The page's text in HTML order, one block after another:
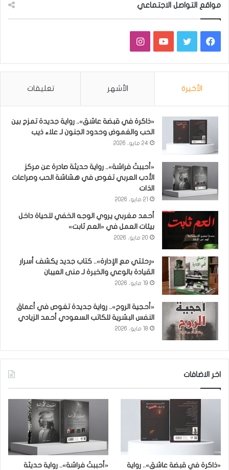
مواقع التواصل الاجتماعي
فيسبوكتويتر يوتيوبانستقرام
الأخيرة الأشهر تعليقات
«ذاكرة في قبضة عاشق».. رواية جديدة تمزج بين
الحب والغموض وحدود الجنون لـ علاء ذيب
24 مايو، 2026
«أحببتُ فراشة».. رواية حديثة صادرة عن مركز
الأدب العربي تغوص في هشاشة الحب وصراعات
الذات
21 مايو، 2026
أحمد مغربي يروي الوجه الخفي للحياة داخل
بيئات العمل في «العم ثابت»
20 مايو، 2026
«رحلتي مع الإدارة».. كتاب جديد يكشف أسرار
القيادة بالوعي والخبرة لـ منى العيبان
19 مايو، 2026
«أحجية الروح».. رواية جديدة تغوص في أعماق
النفس البشرية للكاتب السعودي أحمد الزيادي
18 مايو، 2026
اخر الاضافات
«ذاكرة في قبضة عاشق».. رواية «أحببتُ فراشة».. رواية حديثة